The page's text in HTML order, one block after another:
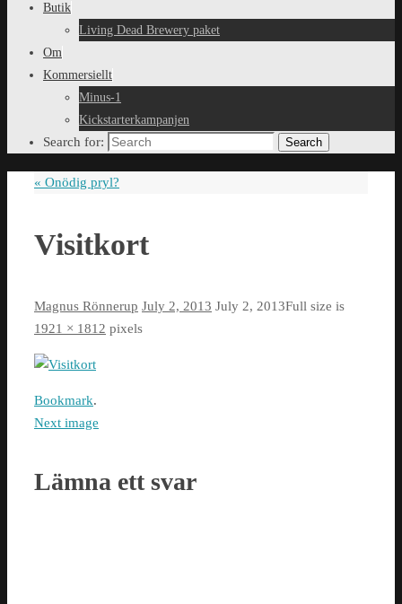
Butik
Living Dead Brewery paket
Om
Kommersiellt
Minus-1
Kickstarterkampanjen
Search for: Search
« Onödig pryl?
Visitkort
Magnus Rönnerup July 2, 2013 July 2, 2013Full size is
1921 × 1812 pixels
Bookmark.
Next image
Lämna ett svar